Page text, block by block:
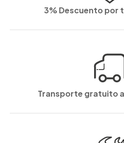
3% Descuento por
Transporte gratuito